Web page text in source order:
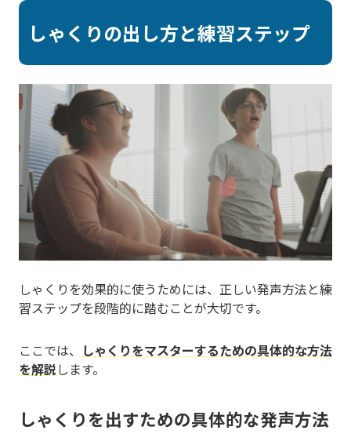
しゃくりの出し方と練習ステップ
しゃくりを効果的に使うためには、正しい発声方法と練
習ステップを段階的に踏むことが大切です。
ここでは、 しゃくりをマスターするための具体的な方法
を解説します。
しゃくりを出すための具体的な発声方法